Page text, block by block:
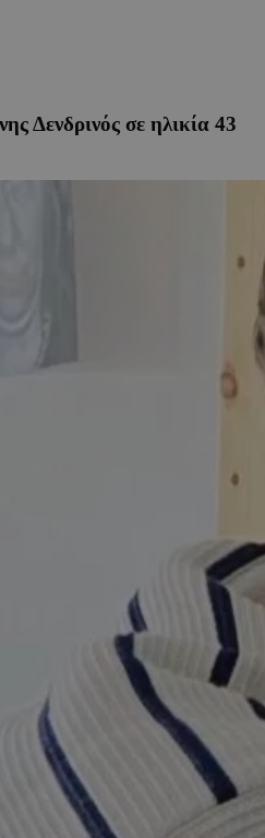
Δενδρινός σε ηλικία 43